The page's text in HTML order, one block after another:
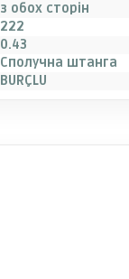
з обох сторін
222
0.43
Сполучна штанга
BURÇLU